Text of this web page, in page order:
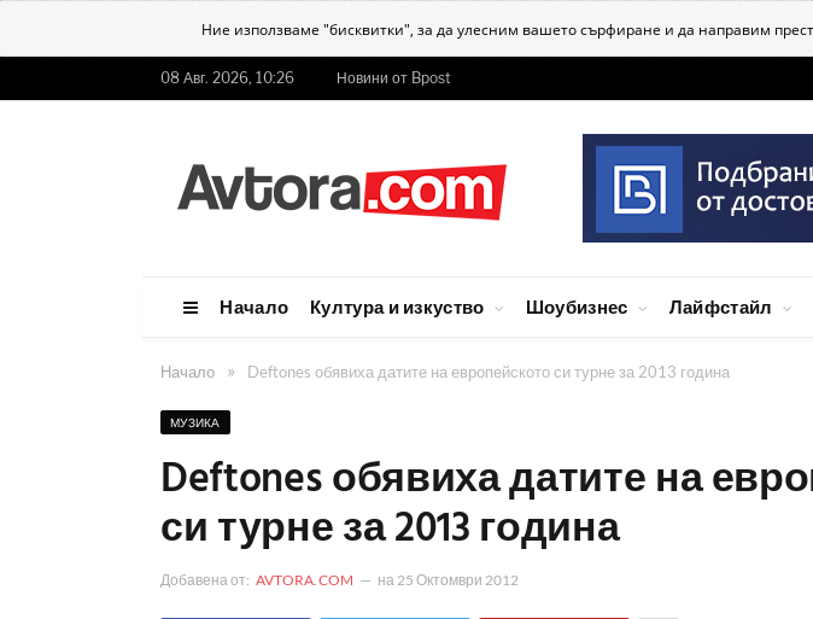
Ние използваме "бисквитки", за да улесним вашето сърфиране и да направим
08 Авг. 2026, 10:26 Новини от Bpost
Начало Култура и изкуство Шоубизнес Лайфстайл
Начало » Deftones обявиха датите на европейското си турне за 2013 година
МУЗИКА
Deftones обявиха датите на
си турне за 2013 година
Добавена от: AVTORA.COM на 25 Октомври 2012